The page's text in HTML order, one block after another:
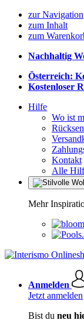
zur Navigation
zum Inhalt
zum
Nachhaltig
Österreich:
Kostenloser
Hilfe
Wo ist
Kontakt
Alle
Mehr
Anmelden
Jetzt anmelden
Bist du neu